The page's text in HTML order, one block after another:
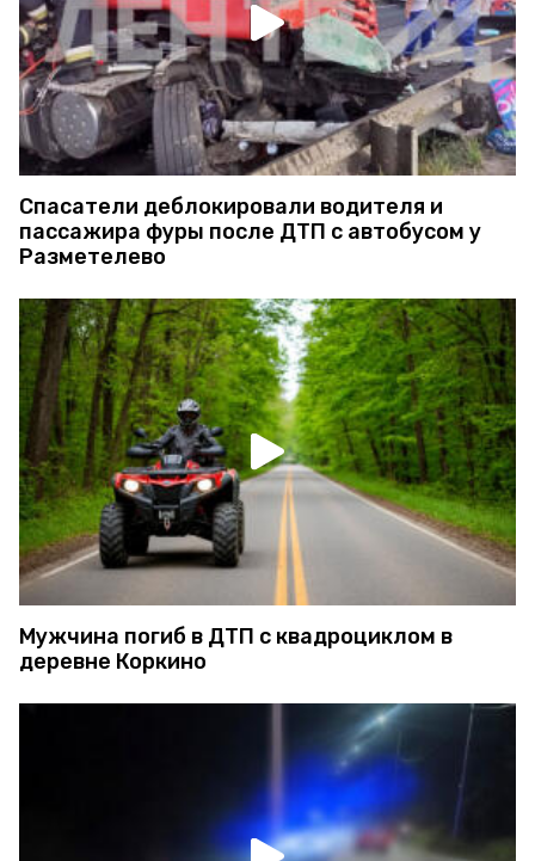
Спасатели деблокировали водителя и
пассажира фуры после ДТП с автобусом у
Разметелево
Мужчина погиб в ДТП с квадроциклом в
деревне Коркино